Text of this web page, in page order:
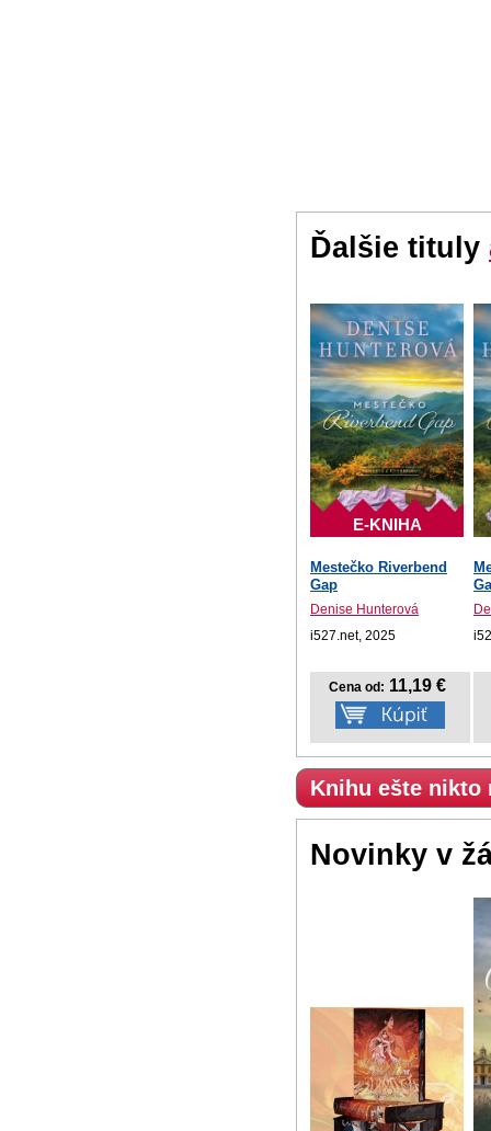
Ďalšie tituly
E-KNIHA
Mestečko Riverbend
Gap
Denise Hunterová
i527.net, 2025
Cena od: 11,19 €
Knihu ešte nikto
Novinky v